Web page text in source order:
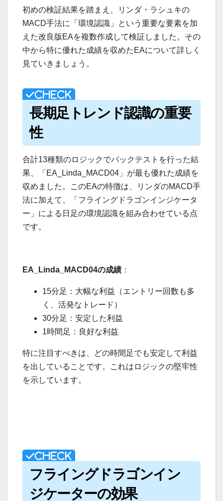
初めの検証結果を踏まえ、リンダ・ラシュキの
MACD手法に「環境認識」という重要な要素を加
えた改良版EAを複数作成して検証しました。その
中から特に優れた成績を収めたEAについて詳しく
見ていきましょう。
長期足トレンド認識の重要
性
合計13種類のロジックでバックテストを行った結
果、「EA_Linda_MACD04」が最も優れた成績を
収めました。このEAの特徴は、リンダのMACD手
法に加えて、「フライングドラゴンインジケータ
ー」による日足の環境認識を組み合わせている点
です。
EA_Linda_MACD04の成績 ：
15分足：大幅な利益（エントリー回数も多
く、活発なトレード）
30分足：安定した利益
1時間足：良好な利益
特に注目すべきは、どの時間足でも安定して利益
を出していることです。これはロジックの堅牢性
を示しています。
フライングドラゴンイン
ジケーターの効果